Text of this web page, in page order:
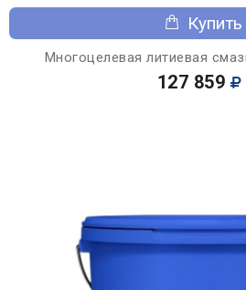
Купить
Многоцелевая литиевая
127 859